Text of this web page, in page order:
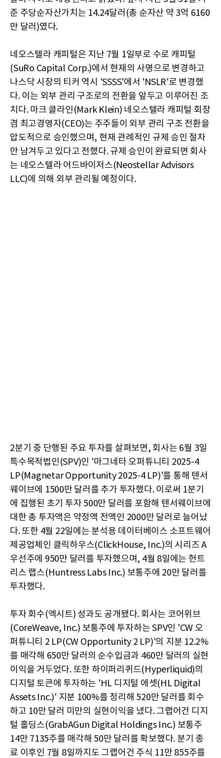
준 주당순자산가치는 14.24달러(총 순자산 약 3억 6160
만 달러)였다.
네오스텔라 캐피털은 지난 7월 1일부로 수로 캐피털
(SuRo Capital Corp.)에서 현재의 사명으로 변경하고
나스닥 시장의 티커 역시 'SSSS'에서 'NSLR'로 변경했
다. 이는 외부 관리 구조로의 전환을 앞두고 이루어진 조
치다. 마크 클라인(Mark Klein) 네오스텔라 캐피털 회장
겸 최고경영자(CEO)는 주주들이 외부 관리 구조 전환을
압도적으로 승인했으며, 현재 관례적인 규제 승인 절차
만 남겨두고 있다고 전했다. 규제 승인이 완료되면 회사
는 네오스텔라 어드바이저스(Neostellar Advisors
LLC)에 의해 외부 관리될 예정이다.
2분기 중 단행된 주요 투자를 살펴보면, 회사는 6월 3일
특수목적법인(SPV)인 '마그네타 오퍼튜니티 2025-4
LP(Magnetar Opportunity 2025-4 LP)'를 통해 텐서
웨이브에 1500만 달러를 추가 투자했다. 이로써 1분기
에 집행된 초기 투자 500만 달러를 포함해 텐서웨이브에
대한 총 투자액은 약정액 전액인 2000만 달러로 늘어났
다. 또한 4월 22일에는 분석용 데이터베이스 소프트웨어
제공업체인 클릭하우스(ClickHouse, Inc.)의 시리즈 A
우선주에 950만 달러를 투자했으며, 4월 8일에는 헌트
리스 랩스(Huntress Labs Inc.) 보통주에 20만 달러를
투자했다.
투자 회수(엑시트) 성과도 공개됐다. 회사는 코어위브
(CoreWeave, Inc.) 보통주에 투자하는 SPV인 'CW 오
퍼튜니티 2 LP(CW Opportunity 2 LP)'의 지분 12.2%
를 매각해 650만 달러의 순수입금과 460만 달러의 실현
이익을 거두었다. 또한 하이퍼리퀴드(Hyperliquid)의
디지털 토큰에 투자하는 'HL 디지털 에셋(HL Digital
Assets Inc.)' 지분 100%를 정리해 520만 달러를 회수
하고 10만 달러 미만의 실현이익을 냈다. 그랩어건 디지
털 홀딩스(GrabAGun Digital Holdings Inc.) 보통주
14만 7135주를 매각해 50만 달러를 확보했다. 분기 종
료 이후인 7월 8일까지도 그랩어건 주식 11만 855주를